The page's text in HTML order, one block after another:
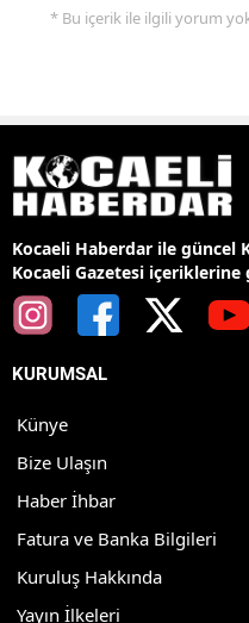
* Bu içerik ile ilgili yorum
Kocaeli Haberdar ile güncel
Kocaeli Gazetesi
KURUMSAL
Künye
Bize Ulaşın
Haber İhbar
Fatura ve Banka Bilgileri
Kuruluş Hakkında
Yayın İlkeleri